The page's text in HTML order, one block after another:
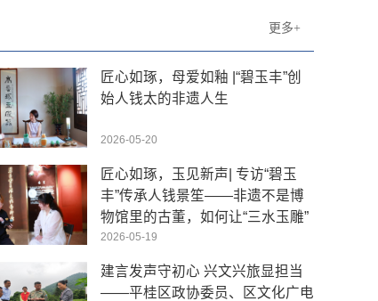
更多+
匠心如琢，母爱如釉 |“碧玉丰”创
始人钱太的非遗人生
2026-05-20
匠心如琢，玉见新声| 专访“碧玉
丰”传承人钱景笙——非遗不是博
物馆里的古董，如何让“三水玉雕”
成为年轻人的“心头好”
2026-05-19
建言发声守初心 兴文兴旅显担当
——平桂区政协委员、区文化广电